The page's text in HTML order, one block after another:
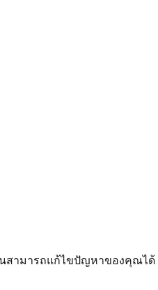
ามารถแก้ไขปัญหาของคุณไ